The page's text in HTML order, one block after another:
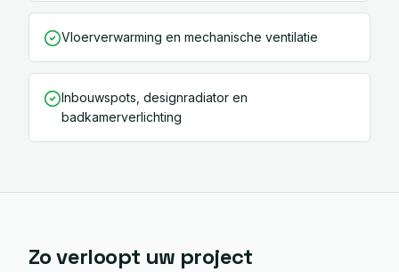
Vloerverwarming en mechanische ventilatie
Inbouwspots, designradiator en
badkamerverlichting
Zo verloopt uw project